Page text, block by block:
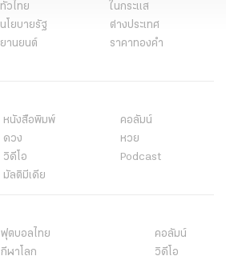
ทั่วไทย
ในกระแส
นโยบายรัฐ
ต่างประเทศ
ยานยนต์
ราคาทองคำ
หนังสือพิมพ์
คอลัมน์
ดวง
หวย
วิดีโอ
Podcast
มัลติมีเดีย
ฟุตบอลไทย
คอลัมน์
กีฬาโลก
วิดีโอ